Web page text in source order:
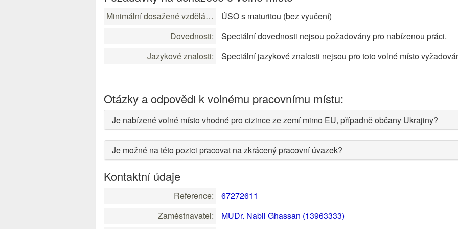
Minimální dosažené vzdělání:
ÚSO s maturitou (bez vyučení)
Dovednosti:
Speciální dovednosti nejsou požadovány pro nabízenou práci.
Jazykové znalosti:
Speciální jazykové znalosti nejsou pro toto volné místo
Otázky a odpovědi k volnému pracovnímu místu:
Je nabízené volné místo vhodné pro cizince ze zemí mimo EU, případně občany Ukrajiny?
Je možné na této pozici pracovat na zkrácený pracovní úvazek?
Kontaktní údaje
Reference:
67272611
Zaměstnavatel:
MUDr. Nabil Ghassan (13963333)